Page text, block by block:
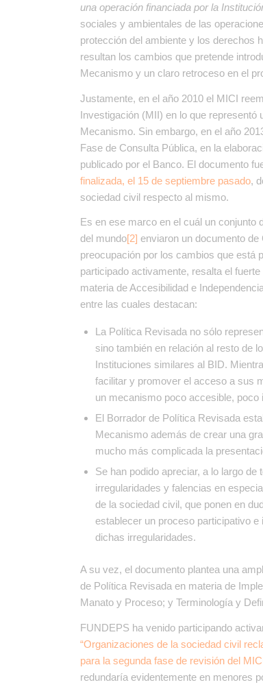
una operación financiada por la
sociales y ambientales de las
protección del ambiente y los derechos
resultan los cambios que pretende
Mecanismo y un claro retroceso en el
Justamente, en el año 2010 el MICI
Investigación (MII) en lo que
Mecanismo. Sin embargo, en el año
Fase de Consulta Pública, en la
publicado por el Banco. El documento
finalizada, el 15 de septiembre pasado,
sociedad civil respecto al mismo.
Es en ese marco en el cuál un conjunto
del mundo[2] enviaron un documento
preocupación por los cambios que está
participado activamente, resalta el
materia de Accesibilidad e
entre las cuales destacan:
La Política Revisada no sólo
sino también en relación al resto de
Instituciones similares al BID.
facilitar y promover el acceso a sus
un mecanismo poco accesible,
El Borrador de Política Revisada
Mecanismo además de crear una
mucho más complicada la
Se han podido apreciar, a lo largo
irregularidades y falencias en
de la sociedad civil, que ponen en
establecer un proceso participativo
dichas irregularidades.
A su vez, el documento plantea una
de Política Revisada en materia de
Manato y Proceso; y Terminología y
FUNDEPS ha venido participando
“Organizaciones de la sociedad civil
para la segunda fase de revisión del
redundaría evidentemente en menores